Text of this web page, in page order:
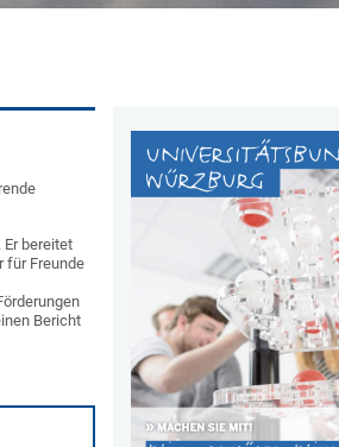
bereitet
für Freunde
Bericht